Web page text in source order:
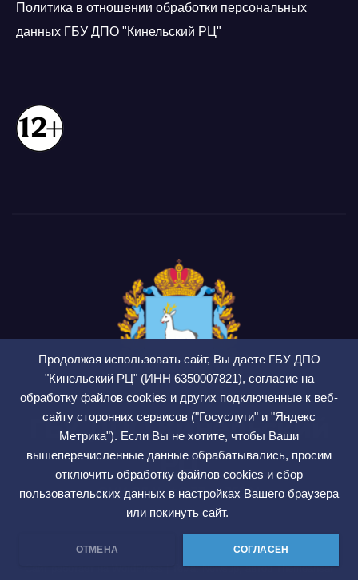
Продолжая использовать сайт, Вы даете ГБУ ДПО
"Кинельский РЦ" (ИНН 6350007821), согласие на
обработку файлов cookies и других подключенные к веб-
сайту сторонних сервисов ("Госуслуги" и "Яндекс
Метрика"). Если Вы не хотите, чтобы Ваши
вышеперечисленные данные обрабатывались, просим
отключить обработку файлов cookies и сбор
пользовательских данных в настройках Вашего браузера
или покинуть сайт.
ОТМЕНА СОГЛАСЕН
Политика в отношении обработки персональных
данных ГБУ ДПО "Кинельский РЦ"
ГБУ ДПО Кинельский
РЦ
СМИ ЭЛ № ФС 77 — 75564
Тема: Newsup, авторThemeansar